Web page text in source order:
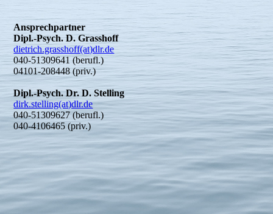
Ansprechpartner
Dipl.-Psych. D. Grasshoff
dietrich.grasshoff(at)dlr.de
040-51309641 (berufl.)
04101-208448 (priv.)
Dipl.-Psych. Dr. D. Stelling
dirk.stelling(at)dlr.de
040-51309627 (berufl.)
040-4106465 (priv.)